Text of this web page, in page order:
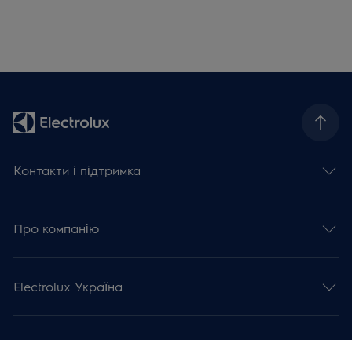
Контакти і підтримка
Про компанію
Electrolux Україна